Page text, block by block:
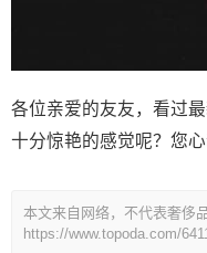
各位亲爱的友友，看过
十分惊艳的感觉呢？您
本文来自网络，不代表奢侈
https://www.topoda.com/